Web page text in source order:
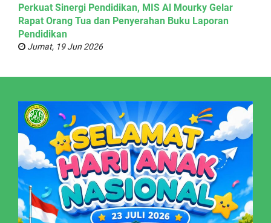
Perkuat Sinergi Pendidikan, MIS Al Mourky Gelar
Rapat Orang Tua dan Penyerahan Buku Laporan
Pendidikan
Jumat, 19 Jun 2026